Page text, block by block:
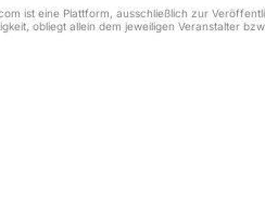
ist eine Plattform, ausschließlich zur
obliegt allein dem jeweiligen Veranstalter